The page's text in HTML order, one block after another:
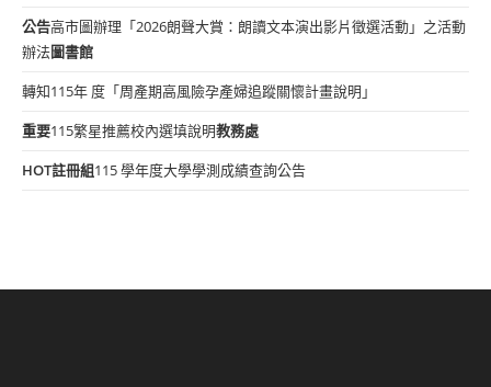
公告高市圖辦理「2026朗聲大賞：朗讀文本演出影片徵選活動」之活動
辦法圖書館
轉知115年 度「周產期高風險孕產婦追蹤關懷計畫說明」
重要115繁星推薦校內選填說明教務處
HOT註冊組115 學年度大學學測成績查詢公告